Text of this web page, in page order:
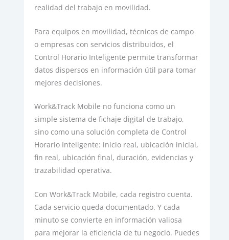
realidad del trabajo en movilidad.
Para equipos en movilidad, técnicos de campo
o empresas con servicios distribuidos, el
Control Horario Inteligente permite transformar
datos dispersos en información útil para tomar
mejores decisiones.
Work&Track Mobile no funciona como un
simple sistema de fichaje digital de trabajo,
sino como una solución completa de Control
Horario Inteligente: inicio real, ubicación inicial,
fin real, ubicación final, duración, evidencias y
trazabilidad operativa.
Con Work&Track Mobile, cada registro cuenta.
Cada servicio queda documentado. Y cada
minuto se convierte en información valiosa
para mejorar la eficiencia de tu negocio. Puedes